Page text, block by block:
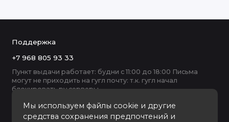
Мы используем файлы cookie и другие
средства сохранения предпочтений и
Поддержка
+7 968 805 93 33
Пункт выдачи работает: будни с 11:00 до 18:00 Письма
могут не приходить на гугл почту: т.к. гугл начал
блокировать ру серверы